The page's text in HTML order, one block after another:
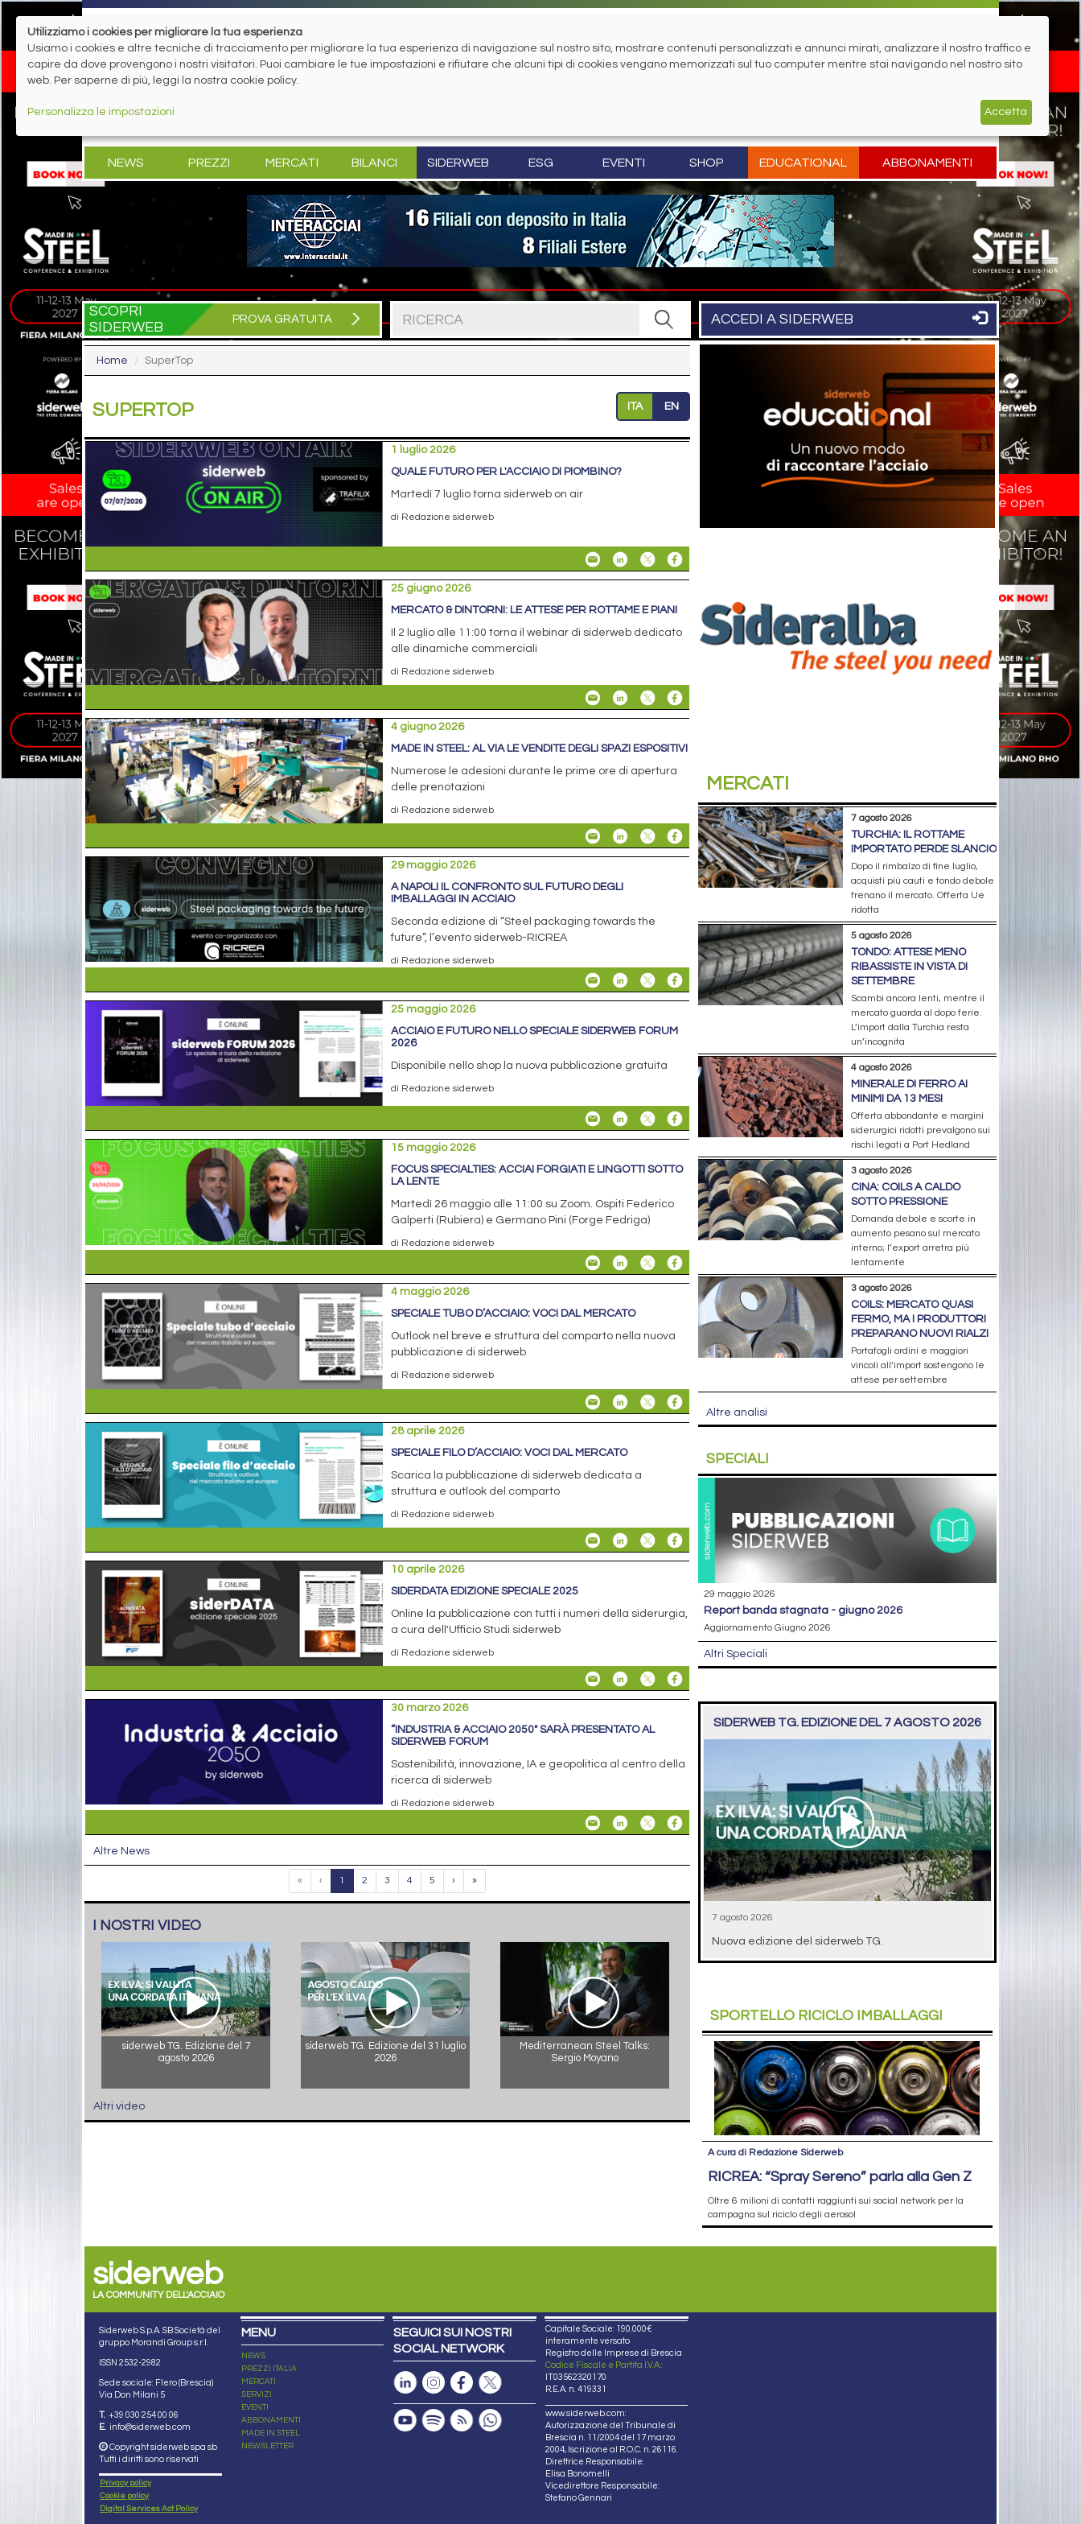
NEWS PREZZI MERCATI BILANCI SIDERWEB ESG EVENTI SHOP EDUCATIONAL ABBONAMENTI
SCOPRI
SIDERWEB
PROVA GRATUITA ACCEDI A SIDERWEB
Home SuperTop
SUPERTOP ITA EN
1 luglio 2026
QUALE FUTURO PER L'ACCIAIO DI PIOMBINO?
Martedì 7 luglio torna siderweb on air
di Redazione siderweb
25 giugno 2026
MERCATO & DINTORNI: LE ATTESE PER ROTTAME E PIANI
Il 2 luglio alle 11:00 torna il webinar di siderweb dedicato
alle dinamiche commerciali
di Redazione siderweb
4 giugno 2026
MADE IN STEEL: AL VIA LE VENDITE DEGLI SPAZI ESPOSITIVI
Numerose le adesioni durante le prime ore di apertura
delle prenotazioni
di Redazione siderweb
29 maggio 2026
A NAPOLI IL CONFRONTO SUL FUTURO DEGLI
IMBALLAGGI IN ACCIAIO
Seconda edizione di “Steel packaging towards the
future”, l’evento siderweb-RICREA
di Redazione siderweb
25 maggio 2026
ACCIAIO E FUTURO NELLO SPECIALE SIDERWEB FORUM
2026
Disponibile nello shop la nuova pubblicazione gratuita
di Redazione siderweb
15 maggio 2026
FOCUS SPECIALTIES: ACCIAI FORGIATI E LINGOTTI SOTTO
LA LENTE
Martedì 26 maggio alle 11:00 su Zoom. Ospiti Federico
Galperti (Rubiera) e Germano Pini (Forge Fedriga)
di Redazione siderweb
4 maggio 2026
SPECIALE TUBO D’ACCIAIO: VOCI DAL MERCATO
Outlook nel breve e struttura del comparto nella nuova
pubblicazione di siderweb
di Redazione siderweb
28 aprile 2026
SPECIALE FILO D’ACCIAIO: VOCI DAL MERCATO
Scarica la pubblicazione di siderweb dedicata a
struttura e outlook del comparto
di Redazione siderweb
10 aprile 2026
SIDERDATA EDIZIONE SPECIALE 2025
Online la pubblicazione con tutti i numeri della siderurgia,
a cura dell'Ufficio Studi siderweb
di Redazione siderweb
30 marzo 2026
“INDUSTRIA & ACCIAIO 2050" SARÀ PRESENTATO AL
SIDERWEB FORUM
Sostenibilità, innovazione, IA e geopolitica al centro della
ricerca di siderweb
di Redazione siderweb
Altre News
« ‹ 1 2 3 4 5 › »
I NOSTRI VIDEO
siderweb TG. Edizione del 7
agosto 2026
siderweb TG. Edizione del 31 luglio
2026
Mediterranean Steel Talks:
Sergio Moyano
Altri video
MERCATI
7 agosto 2026
TURCHIA: IL ROTTAME
IMPORTATO PERDE SLANCIO
Dopo il rimbalzo di fine luglio,
acquisti più cauti e tondo debole
frenano il mercato. Offerta Ue
ridotta
5 agosto 2026
TONDO: ATTESE MENO
RIBASSISTE IN VISTA DI
SETTEMBRE
Scambi ancora lenti, mentre il
mercato guarda al dopo ferie.
L’import dalla Turchia resta
un’incognita
4 agosto 2026
MINERALE DI FERRO AI
MINIMI DA 13 MESI
Offerta abbondante e margini
siderurgici ridotti prevalgono sui
rischi legati a Port Hedland
3 agosto 2026
CINA: COILS A CALDO
SOTTO PRESSIONE
Domanda debole e scorte in
aumento pesano sul mercato
interno; l’export arretra più
lentamente
3 agosto 2026
COILS: MERCATO QUASI
FERMO, MA I PRODUTTORI
PREPARANO NUOVI RIALZI
Portafogli ordini e maggiori
vincoli all’import sostengono le
attese per settembre
Altre analisi
SPECIALI
29 maggio 2026
report banda stagnata - giugno 2026
Aggiornamento Giugno 2026
Altri Speciali
SIDERWEB TG. EDIZIONE DEL 7 AGOSTO 2026
7 agosto 2026
Nuova edizione del siderweb TG.
SPORTELLORICICLO IMBALLAGGI
A cura di Redazione Siderweb
RICREA: “Spray Sereno” parla alla Gen Z
Oltre 6 milioni di contatti raggiunti sui social network per la
campagna sul riciclo degli aerosol
siderweb
LA COMMUNITY DELL'ACCIAIO
Siderweb S.p.A. SB Società del
gruppo Morandi Group s.r.l.
ISSN 2532-2982
Sede sociale: Flero (Brescia)
Via Don Milani 5
T. +39 030 254 00 06
E. info@siderweb.com
Copyright siderweb spa sb
Tutti i diritti sono riservati
Privacy policy
Cookie policy
Digital Services Act Policy
MENU
NEWS
PREZZI ITALIA
MERCATI
SERVIZI
EVENTI
ABBONAMENTI
MADE IN STEEL
NEWSLETTER
SEGUICI SUI NOSTRI
SOCIAL NETWORK
Capitale Sociale: 190.000€
interamente versato
Registro delle Imprese di Brescia
Codice Fiscale e Partita I.V.A.:
IT03562320170
R.E.A. n. 419331
www.siderweb.com:
Autorizzazione del Tribunale di
Brescia n. 11/2004 del 17 marzo
2004, Iscrizione al R.O.C. n. 26116.
Direttrice Responsabile:
Elisa Bonomelli
Vicedirettore Responsabile:
Stefano Gennari
Utilizziamo i cookies per migliorare la tua esperienza
Usiamo i cookies e altre tecniche di tracciamento per migliorare la tua esperienza di navigazione sul nostro sito, mostrare contenuti personalizzati e annunci mirati, analizzare il nostro traffico e
capire da dove provengono i nostri visitatori. Puoi cambiare le tue impostazioni e rifiutare che alcuni tipi di cookies vengano memorizzati sul tuo computer mentre stai navigando nel nostro sito
web. Per saperne di più, leggi la nostra cookie policy.
Personalizza le impostazioni Accetta